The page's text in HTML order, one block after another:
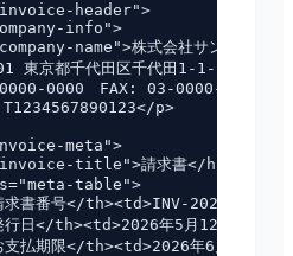
header">
info">
name">株式会社サンプル</
東京都千代田区千代田1-1-1</p>
0000　FAX: 03-0000-0001</
T1234567890123</p>
meta">
title">請求書</h2>
table">
書番号</th><td>INV-2026-
日</th><td>2026年5月12日</
払期限</th><td>2026年6月30日</